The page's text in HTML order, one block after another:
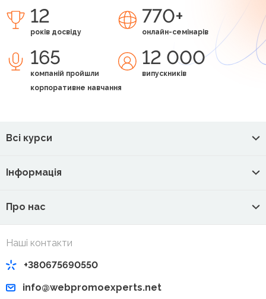
12
років досвіду
770+
онлайн-семінарів
165
компаній пройшли
корпоративне навчання
12 000
випускників
Всі курси
Інформація
Про нас
Наші контакти
+380675690550
info@webpromoexperts.net